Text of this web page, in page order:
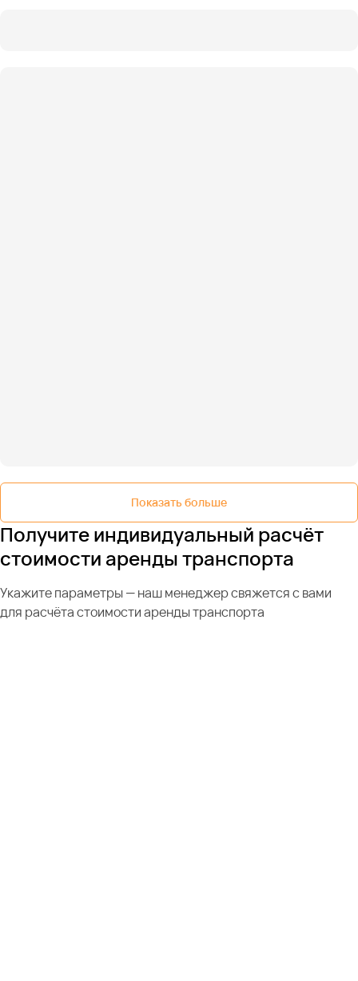
Показать больше
Получите индивидуальный расчёт
стоимости аренды транспорта
Укажите параметры — наш менеджер свяжется с вами
для расчёта стоимости аренды транспорта